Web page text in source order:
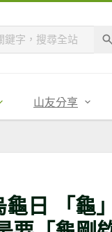
山友分享
龜日 「